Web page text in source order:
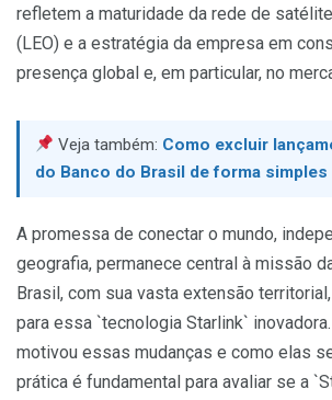
refletem a maturidade da rede de
(LEO) e a estratégia da empresa em
presença global e, em particular, no
Veja também: Como excluir
do Banco do Brasil de forma simples
A promessa de conectar o mundo,
geografia, permanece central à missão
Brasil, com sua vasta extensão
para essa `tecnologia Starlink`
motivou essas mudanças e como elas
prática é fundamental para avaliar se a